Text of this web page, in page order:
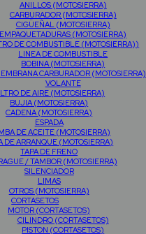
ANILLOS (MOTOSIERRA)
CARBURADOR (MOTOSIERRA)
CIGÜEÑAL (MOTOSIERRA)
EMPAQUETADURAS (MOTOSIERRA)
DE COMBUSTIBLE (MOTOSIERRA))
LINEA DE COMBUSTIBLE
BOBINA (MOTOSIERRA)
CARBURADOR (MOTOSIERRA)
VOLANTE
DE AIRE (MOTOSIERRA)
BUJIA (MOTOSIERRA)
CADENA (MOTOSIERRA)
ESPADA
DE ACEITE (MOTOSIERRA)
DE ARRANQUE (MOTOSIERRA)
TAPA DE FRENO
/ TAMBOR (MOTOSIERRA)
SILENCIADOR
LIMAS
OTROS (MOTOSIERRA)
CORTASETOS
MOTOR (CORTASETOS)
CILINDRO (CORTASETOS)
PISTON (CORTASETOS)